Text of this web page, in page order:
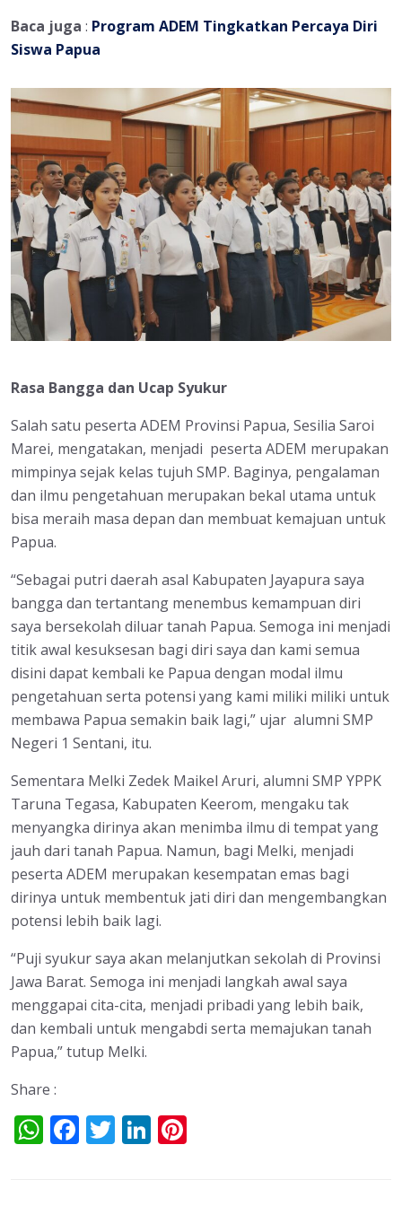
Baca juga : Program ADEM Tingkatkan Percaya Diri
Siswa Papua
Rasa Bangga dan Ucap Syukur
Salah satu peserta ADEM Provinsi Papua, Sesilia Saroi
Marei, mengatakan, menjadi peserta ADEM merupakan
mimpinya sejak kelas tujuh SMP. Baginya, pengalaman
dan ilmu pengetahuan merupakan bekal utama untuk
bisa meraih masa depan dan membuat kemajuan untuk
Papua.
“Sebagai putri daerah asal Kabupaten Jayapura saya
bangga dan tertantang menembus kemampuan diri
saya bersekolah diluar tanah Papua. Semoga ini menjadi
titik awal kesuksesan bagi diri saya dan kami semua
disini dapat kembali ke Papua dengan modal ilmu
pengetahuan serta potensi yang kami miliki miliki untuk
membawa Papua semakin baik lagi,” ujar alumni SMP
Negeri 1 Sentani, itu.
Sementara Melki Zedek Maikel Aruri, alumni SMP YPPK
Taruna Tegasa, Kabupaten Keerom, mengaku tak
menyangka dirinya akan menimba ilmu di tempat yang
jauh dari tanah Papua. Namun, bagi Melki, menjadi
peserta ADEM merupakan kesempatan emas bagi
dirinya untuk membentuk jati diri dan mengembangkan
potensi lebih baik lagi.
“Puji syukur saya akan melanjutkan sekolah di Provinsi
Jawa Barat. Semoga ini menjadi langkah awal saya
menggapai cita-cita, menjadi pribadi yang lebih baik,
dan kembali untuk mengabdi serta memajukan tanah
Papua,” tutup Melki.
Share :
W F T Li